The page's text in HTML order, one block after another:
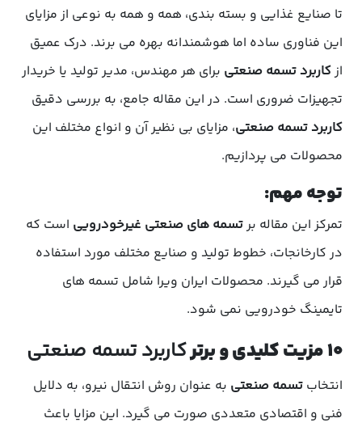
تا صنایع غذایی و بسته بندی، همه و همه به نوعی از مزایای
این فناوری ساده اما هوشمندانه بهره می برند. درک عمیق
ازکاربرد تسمه صنعتی برای هر مهندس، مدیر تولید یا خریدار
تجهیزات ضروری است. در این مقاله جامع، به بررسی دقیق
کاربرد تسمه صنعتی، مزایای بی نظیر آن و انواع مختلف این
محصولات می پردازیم.
توجه مهم:
تمرکز این مقاله برتسمه های صنعتی غیرخودرویی است که
در کارخانجات، خطوط تولید و صنایع مختلف مورد استفاده
قرار می گیرند. محصولات ایران ویرا شامل تسمه های
تایمینگ خودرویی نمی شود.
۱۰ مزیت کلیدی و برتر کاربرد تسمه صنعتی
انتخاب تسمه صنعتی به عنوان روش انتقال نیرو، به دلایل
فنی و اقتصادی متعددی صورت می گیرد. این مزایا باعث